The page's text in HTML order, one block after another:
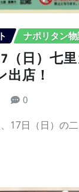
ナポリタン
日）七
店！
0
17日（日）の